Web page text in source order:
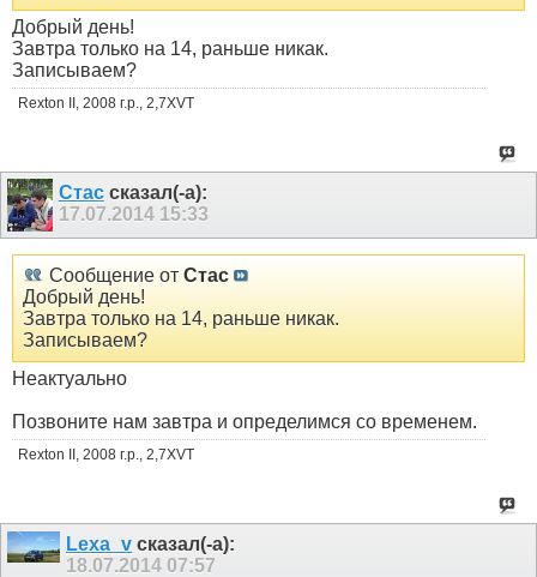
Добрый день!
Завтра только на 14, раньше никак.
Записываем?
Rexton II, 2008 г.р., 2,7XVT
Стассказал(-а):
17.07.2014 15:33
Сообщение от Стас
Добрый день!
Завтра только на 14, раньше никак.
Записываем?
Неактуально
Позвоните нам завтра и определимся со временем.
Rexton II, 2008 г.р., 2,7XVT
Lexa_v сказал(-а):
18.07.2014 07:57